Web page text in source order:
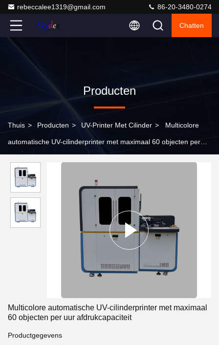
rebeccalee1319@gmail.com 86-20-3480-0274
Chatten
Producten
Thuis > Producten > UV-Printer Met Cilinder > Multicolore
automatische UV-cilinderprinter met maximaal 60 objecten per
Multicolore automatische UV-cilinderprinter met maximaal
60 objecten per uur afdrukcapaciteit
Productgegevens